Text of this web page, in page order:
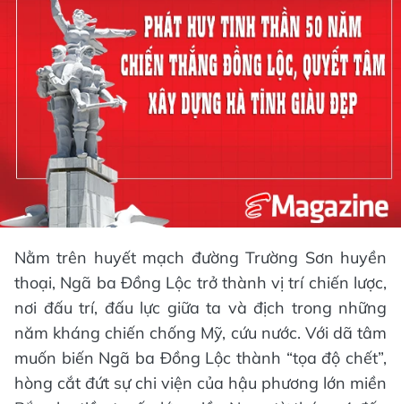
Nằm trên huyết mạch đường Trường Sơn huyền
thoại, Ngã ba Đồng Lộc trở thành vị trí chiến lược,
nơi đấu trí, đấu lực giữa ta và địch trong những
năm kháng chiến chống Mỹ, cứu nước. Với dã tâm
muốn biến Ngã ba Đồng Lộc thành “tọa độ chết”,
hòng cắt đứt sự chi viện của hậu phương lớn miền